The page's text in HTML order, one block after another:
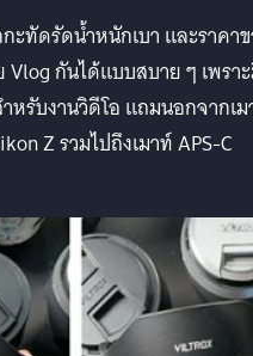
ะทัดรัดน้ำหนักเบา และราคา
กันได้แบบสบาย ๆ เพรา
รับงานวิดีโอ แถมนอกจากเ
Z รวมไปถึงเมาท์ APS-C